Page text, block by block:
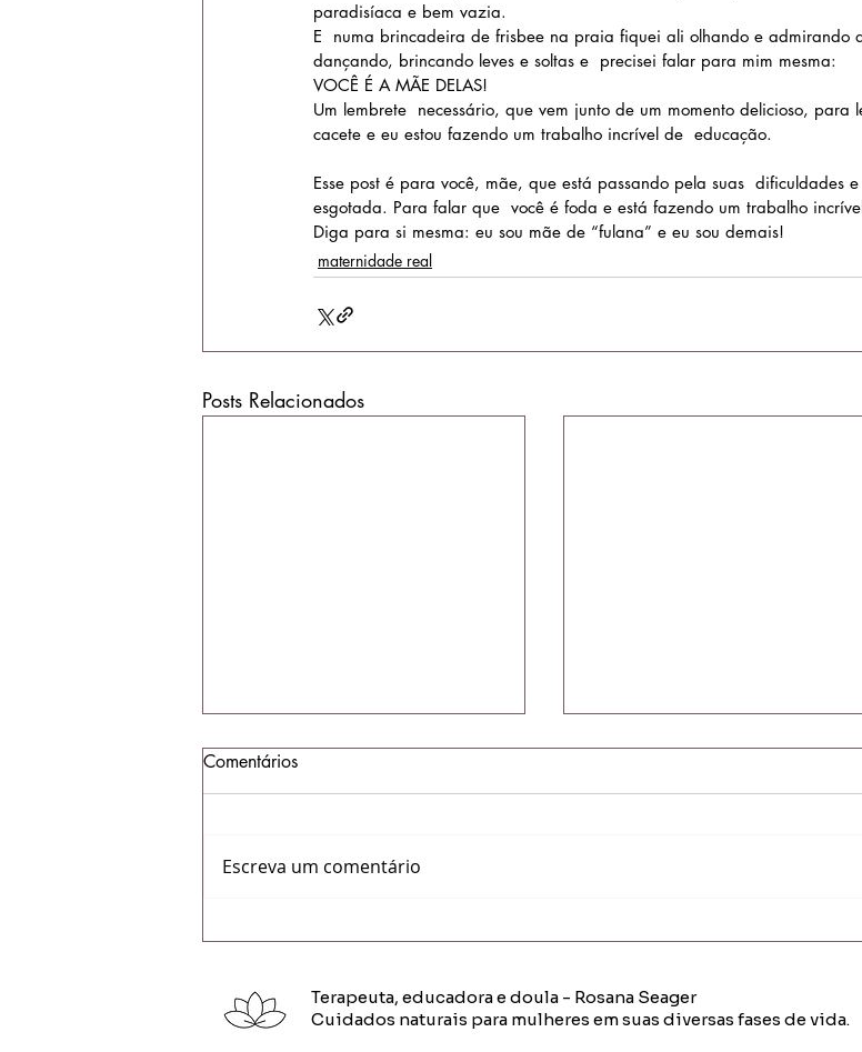
paradisíaca e bem vazia.
E  numa brincadeira de frisbee na praia fiquei ali olhando e admirando
dançando, brincando leves e soltas e  precisei falar para mim mesma:
VOCÊ É A MÃE DELAS!
Um lembrete  necessário, que vem junto de um momento delicioso,
cacete e eu estou fazendo um trabalho incrível de  educação.
Esse post é para você, mãe, que está passando pela suas  dificuldades
esgotada. Para falar que  você é foda e está fazendo um trabalho
Diga para si mesma: eu sou mãe de “fulana” e eu sou demais!
maternidade real
Posts Relacionados
Comentários
Escreva um comentário
Terapeuta, educadora e doula - Rosana Seager
Cuidados naturais para mulheres em suas diversas fases de vida.